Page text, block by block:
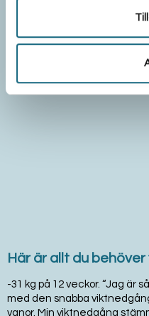
Här är allt du
-31 kg på 12 veckor. “Jag är
med den snabba
vanor. Min viktnedgång